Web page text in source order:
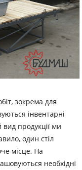
зокрема для
інвентарні
продукції ми
один стіл
місце. На
необхідні